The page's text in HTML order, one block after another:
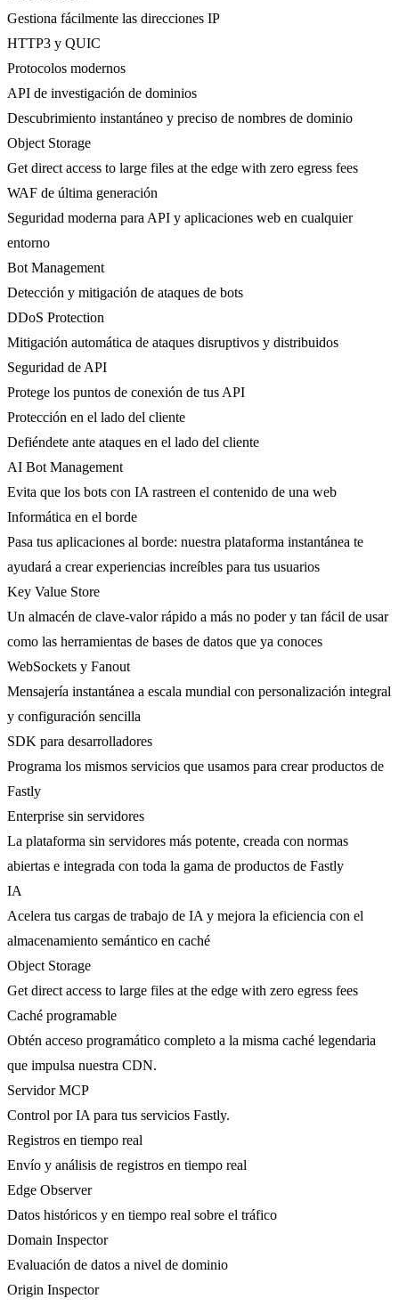
Gestiona fácilmente las direcciones IP
HTTP3 y QUIC
Protocolos modernos
API de investigación de dominios
Descubrimiento instantáneo y preciso de nombres de dominio
Object Storage
Get direct access to large files at the edge with zero egress fees
WAF de última generación
Seguridad moderna para API y aplicaciones web en cualquier
entorno
Bot Management
Detección y mitigación de ataques de bots
DDoS Protection
Mitigación automática de ataques disruptivos y distribuidos
Seguridad de API
Protege los puntos de conexión de tus API
Protección en el lado del cliente
Defiéndete ante ataques en el lado del cliente
AI Bot Management
Evita que los bots con IA rastreen el contenido de una web
Informática en el borde
Pasa tus aplicaciones al borde: nuestra plataforma instantánea te
ayudará a crear experiencias increíbles para tus usuarios
Key Value Store
Un almacén de clave-valor rápido a más no poder y tan fácil de usar
como las herramientas de bases de datos que ya conoces
WebSockets y Fanout
Mensajería instantánea a escala mundial con personalización integral
y configuración sencilla
SDK para desarrolladores
Programa los mismos servicios que usamos para crear productos de
Fastly
Enterprise sin servidores
La plataforma sin servidores más potente, creada con normas
abiertas e integrada con toda la gama de productos de Fastly
IA
Acelera tus cargas de trabajo de IA y mejora la eficiencia con el
almacenamiento semántico en caché
Object Storage
Get direct access to large files at the edge with zero egress fees
Caché programable
Obtén acceso programático completo a la misma caché legendaria
que impulsa nuestra CDN.
Servidor MCP
Control por IA para tus servicios Fastly.
Registros en tiempo real
Envío y análisis de registros en tiempo real
Edge Observer
Datos históricos y en tiempo real sobre el tráfico
Domain Inspector
Evaluación de datos a nivel de dominio
Origin Inspector